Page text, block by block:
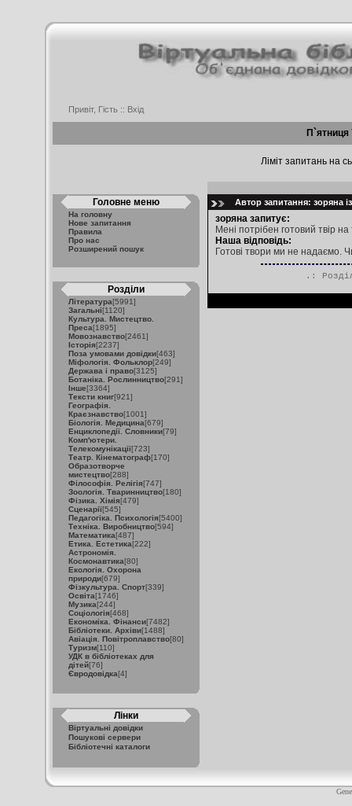
Привіт, Гість :: Вхід
П`ятниця
Ліміт запитань на
Головне меню
На головну
Нове запитання
Правила
Про нас
Розширений пошук
Розділи
Література[5991]
Загальні[1120]
Культура. Мистецтво.
Преса[1895]
Мовознавство[2461]
Історія[2237]
Поза умовами довідки[463]
Міфологія. Фольклор[249]
Держава і право[3125]
Ботаніка. Рослинництво[291]
Інше[3364]
Тексти книг[921]
Географія.
Краєзнавство[1001]
Біологія. Медицина[679]
Енциклопедії. Словники[79]
Комп'ютери.
Телекомунікації[723]
Театр. Кінематограф[170]
Образотворче
мистецтво[288]
Філософія. Релігія[747]
Зоологія. Тваринництво[180]
Фізика. Хімія[479]
Сценарії[545]
Педагогіка. Психологія[5400]
Техніка. Виробництво[594]
Математика[487]
Етика. Естетика[222]
Астрономія.
Космонавтика[80]
Екологія. Охорона
природи[679]
Фізкультура. Спорт[339]
Освіта[1746]
Музика[244]
Соціологія[468]
Економіка. Фінанси[7482]
Бібліотеки. Архіви[1488]
Авіація. Повітроплавство[80]
Туризм[110]
УДК в бібліотеках для
дітей[76]
Євродовідка[4]
Лінки
Віртуальні довідки
Пошукові сервери
Бібліотечні каталоги
Автор запитання: зоряна
зоряна запитує:
Мені потрібен готовий твір
Наша відповідь:
Готові твори ми не надаємо.
.: